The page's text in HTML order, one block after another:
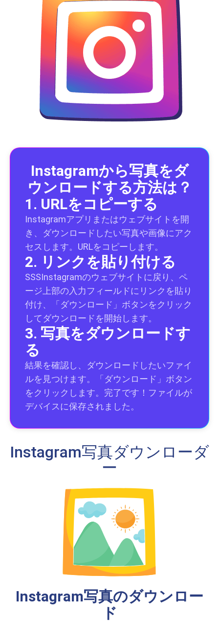
Instagramから写真をダ
ウンロードする方法は？
1. URLをコピーする
Instagramアプリまたはウェブサイトを開
き、ダウンロードしたい写真や画像にアク
セスします。URLをコピーします。
2. リンクを貼り付ける
SSSInstagramのウェブサイトに戻り、ペ
ージ上部の入力フィールドにリンクを貼り
付け、「ダウンロード」ボタンをクリック
してダウンロードを開始します。
3. 写真をダウンロードす
る
結果を確認し、ダウンロードしたいファイ
ルを見つけます。「ダウンロード」ボタン
をクリックします。完了です！ファイルが
デバイスに保存されました。
Instagram写真ダウンローダ
ー
Instagram写真のダウンロー
ド